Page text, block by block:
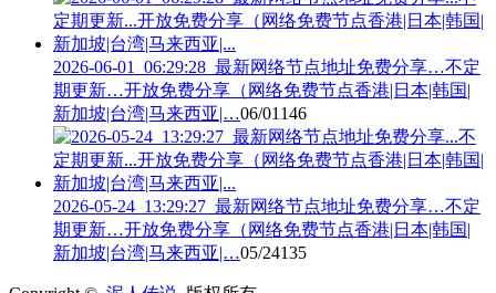
2026-06-01_06:29:28_最新网络节点地址免费分享…不定
期更新…开放免费分享（网络免费节点香港|日本|韩国|
新加坡|台湾|马来西亚|…06/01 146
2026-05-24_13:29:27_最新网络节点地址免费分享…不定
期更新…开放免费分享（网络免费节点香港|日本|韩国|
新加坡|台湾|马来西亚|…05/24135